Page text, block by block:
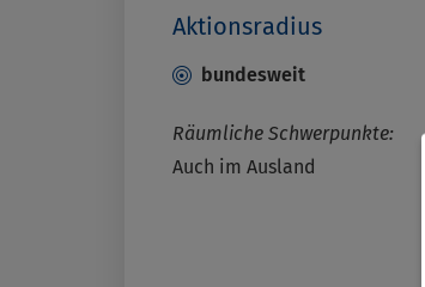
Aktionsradius
bundesweit
Räumliche Schwerpunkte:
Auch im Ausland